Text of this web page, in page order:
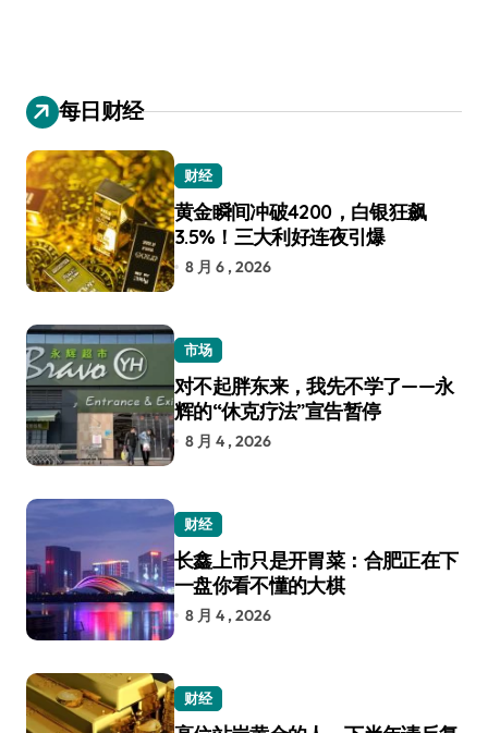
每日财经
财经
黄金瞬间冲破4200，白银狂飙
3.5%！三大利好连夜引爆
8 月 6 , 2026
市场
对不起胖东来，我先不学了——永
辉的“休克疗法”宣告暂停
8 月 4 , 2026
财经
长鑫上市只是开胃菜：合肥正在下
一盘你看不懂的大棋
8 月 4 , 2026
财经